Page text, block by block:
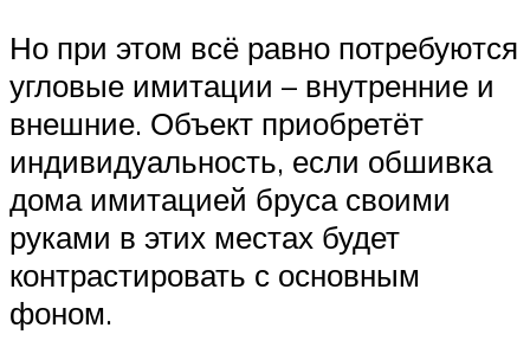
Но при этом всё равно потребуются
угловые имитации – внутренние и
внешние. Объект приобретёт
индивидуальность, если обшивка
дома имитацией бруса своими
руками в этих местах будет
контрастировать с основным
фоном.